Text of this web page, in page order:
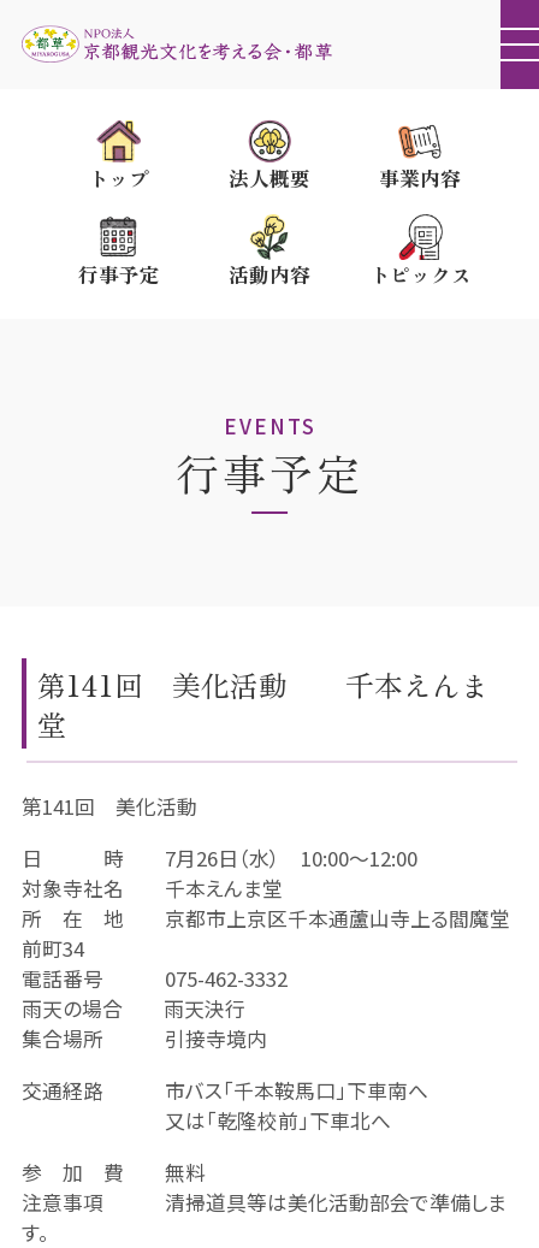
トップ 法人概要 事業内容
行事予定 活動内容 トピックス
EVENTS
行事予定
第141回 美化活動 千本えんま
堂
第141回 美化活動
日 時 7月26日（水） 10:00～12:00
対象寺社名 千本えんま堂
所 在 地 京都市上京区千本通蘆山寺上る閻魔堂
前町34
電話番号 075-462-3332
雨天の場合 雨天決行
集合場所 引接寺境内
交通経路 市バス「千本鞍馬口」下車南へ
又は「乾隆校前」下車北へ
参 加 費 無料
注意事項 清掃道具等は美化活動部会で準備しま
す。